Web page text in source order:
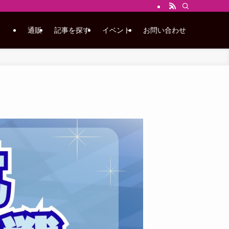
通販 記事を探す イベント お問い合わせ